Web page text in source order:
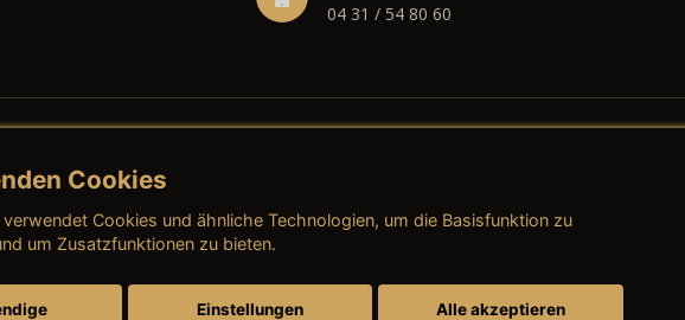
04 31 / 54 80 60
→ AGB (Neuwagen)
→ AGB (Teile & Zubehör)
Cookies
verwendet Cookies und ähnliche Technologien, um die Basisfunktion zu
um Zusatzfunktionen zu bieten.
Einstellungen Alle akzeptieren